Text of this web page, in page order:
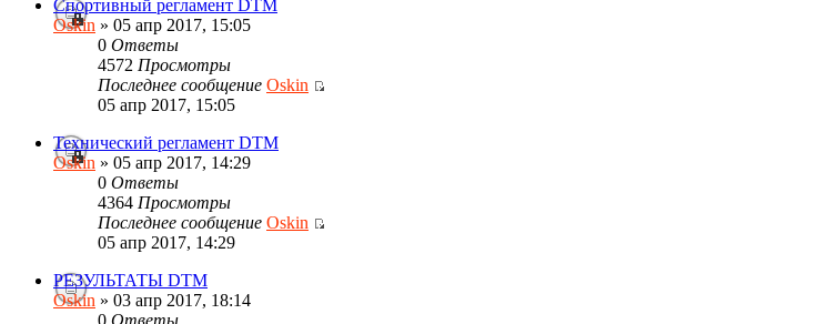
Спортивный регламент DTM
Oskin » 05 апр 2017, 15:05
0 Ответы
4572 Просмотры
Последнее сообщение Oskin
05 апр 2017, 15:05
Технический регламент DTM
Oskin » 05 апр 2017, 14:29
0 Ответы
4364 Просмотры
Последнее сообщение Oskin
05 апр 2017, 14:29
РЕЗУЛЬТАТЫ DTM
Oskin » 03 апр 2017, 18:14